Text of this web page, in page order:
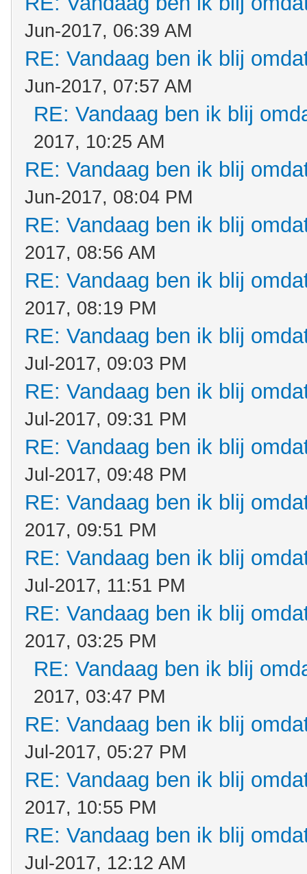
Jun-2017, 06:39 AM
RE: Vandaag ben ik blij
Jun-2017, 07:57 AM
RE: Vandaag ben ik blij
2017, 10:25 AM
RE: Vandaag ben ik blij
Jun-2017, 08:04 PM
RE: Vandaag ben ik blij
2017, 08:56 AM
RE: Vandaag ben ik blij
2017, 08:19 PM
RE: Vandaag ben ik blij
Jul-2017, 09:03 PM
RE: Vandaag ben ik blij
Jul-2017, 09:31 PM
RE: Vandaag ben ik blij
Jul-2017, 09:48 PM
RE: Vandaag ben ik blij
2017, 09:51 PM
RE: Vandaag ben ik blij
Jul-2017, 11:51 PM
RE: Vandaag ben ik blij
2017, 03:25 PM
RE: Vandaag ben ik blij
2017, 03:47 PM
RE: Vandaag ben ik blij
Jul-2017, 05:27 PM
RE: Vandaag ben ik blij
2017, 10:55 PM
RE: Vandaag ben ik blij
Jul-2017, 12:12 AM